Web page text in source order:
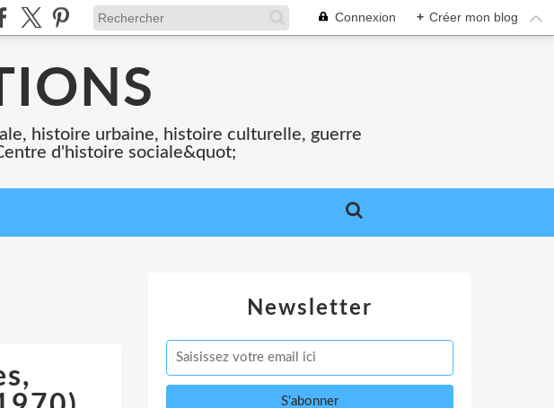
Connexion + Créer mon blog
histoire urbaine, histoire culturelle, guerre
d'histoire sociale&quot;
Newsletter